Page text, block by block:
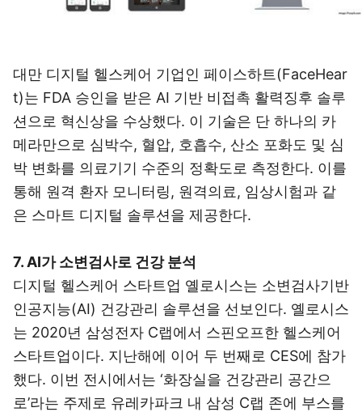
대만 디지털 헬스케어 기업인 페이스하트(FaceHear
t)는 FDA 승인을 받은 AI 기반 비접촉 활력징후 솔루
션으로 혁신상을 수상했다. 이 기술은 단 하나의 카
메라만으로 심박수, 혈압, 호흡수, 산소 포화도 및 심
박 변화를 의료기기 수준의 정확도로 측정한다. 이를
통해 원격 환자 모니터링, 원격의료, 임상시험과 같
은 스마트 디지털 솔루션을 제공한다.
7. AI가 소변검사로 건강 분석
디지털 헬스케어 스타트업 옐로시스는 소변검사기반
인공지능(AI) 건강관리 솔루션을 선보인다. 옐로시스
는 2020년 삼성전자 C랩에서 스핀오프한 헬스케어
스타트업이다. 지난해에 이어 두 번째로 CES에 참가
했다. 이번 전시에서는 ‘화장실을 건강관리 공간으
로’라는 주제로 유레카파크 내 삼성 C랩 존에 부스를